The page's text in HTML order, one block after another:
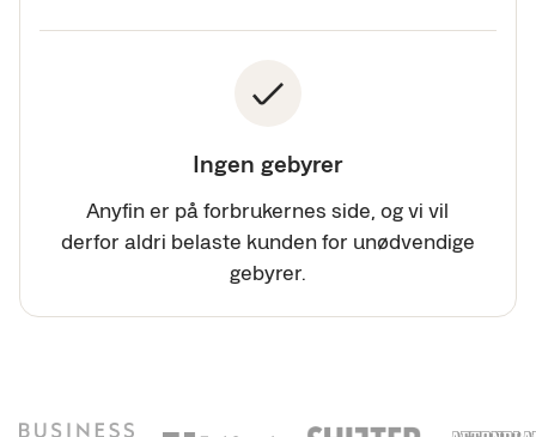
Ingen gebyrer
Anyfin er på forbrukernes side, og vi vil
derfor aldri belaste kunden for unødvendige
gebyrer.